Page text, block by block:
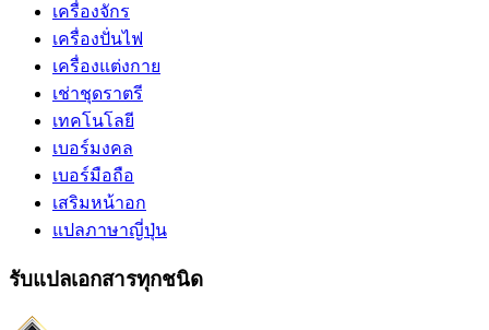
เครื่องจักร
เครื่องปั่นไฟ
เครื่องแต่งกาย
เช่าชุดราตรี
เทคโนโลยี
เบอร์มงคล
เบอร์มือถือ
เสริมหน้าอก
แปลภาษาญี่ปุ่น
รับแปลเอกสารทุกชนิด